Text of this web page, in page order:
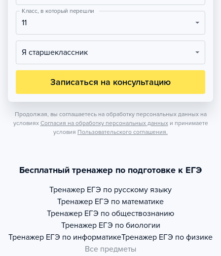
Класс, в который перешли
11
Я старшеклассник
Записаться на консультацию
Продолжая, вы соглашаетесь на обработку персональных данных на
условиях Согласия на обработку персональных данных и принимаете
условия Пользовательского соглашения.
Бесплатный тренажер по подготовке к ЕГЭ
Тренажер ЕГЭ по русскому языку
Тренажер ЕГЭ по математике
Тренажер ЕГЭ по обществознанию
Тренажер ЕГЭ по биологии
Тренажер ЕГЭ по информатикеТренажер ЕГЭ по физике
Все предметы